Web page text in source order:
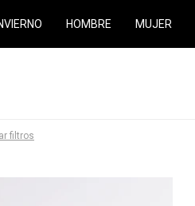
HOMBRE MUJER
filtros